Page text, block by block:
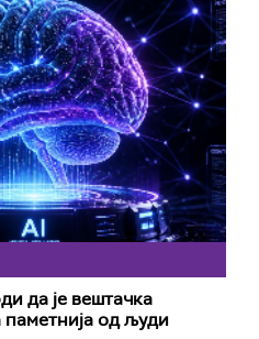
да је вештачка
паметнија од људи